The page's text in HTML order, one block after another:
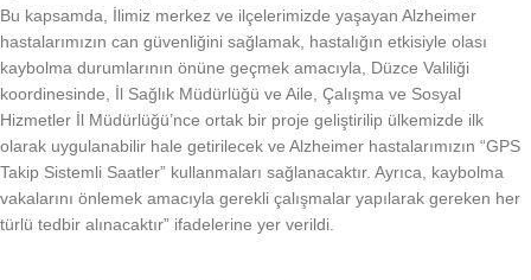
Bu kapsamda, İlimiz merkez ve ilçelerimizde yaşayan Alzheimer
hastalarımızın can güvenliğini sağlamak, hastalığın etkisiyle olası
kaybolma durumlarının önüne geçmek amacıyla, Düzce Valiliği
koordinesinde, İl Sağlık Müdürlüğü ve Aile, Çalışma ve Sosyal
Hizmetler İl Müdürlüğü’nce ortak bir proje geliştirilip ülkemizde ilk
olarak uygulanabilir hale getirilecek ve Alzheimer hastalarımızın “GPS
Takip Sistemli Saatler” kullanmaları sağlanacaktır. Ayrıca, kaybolma
vakalarını önlemek amacıyla gerekli çalışmalar yapılarak gereken her
türlü tedbir alınacaktır” ifadelerine yer verildi.